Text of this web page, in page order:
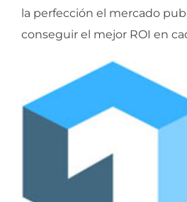
la perfección el mercado
conseguir el mejor ROI en